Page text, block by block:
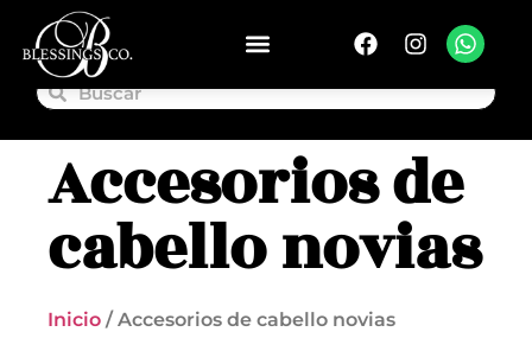
Accesorios de
cabello novias
Inicio / Accesorios de cabello novias